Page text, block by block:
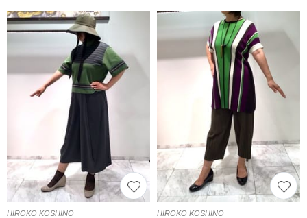
HIROKO KOSHINO
HIROKO KOSHINO